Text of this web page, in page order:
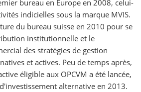
bureau en Europe en 2008, celui-
indicielles sous la marque MVIS.
du bureau suisse en 2010 pour se
institutionnelle et le
des stratégies de gestion
et actives. Peu de temps après,
éligible aux OPCVM a été lancée,
alternative en 2013.